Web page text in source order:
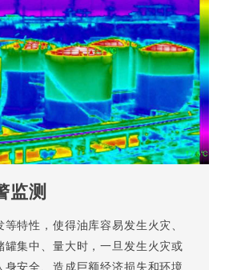
监测
特性，使得油库容易发生火灾、
罐集中、量大时，一旦发生火灾或